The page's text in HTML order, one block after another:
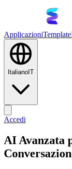
ApplicazioniTemplate
Italiano IT
Accedi
AI Avanzata